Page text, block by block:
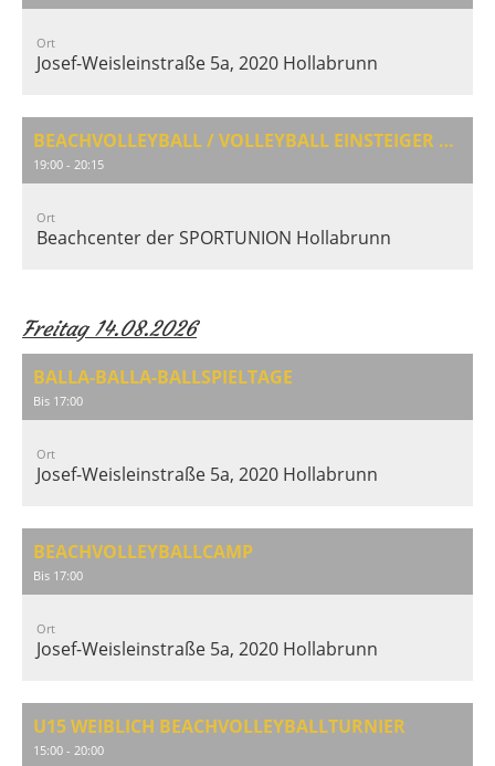
Ort
Josef-Weisleinstraße 5a, 2020 Hollabrunn
BEACHVOLLEYBALL / VOLLEYBALL EINSTEIGER & AUFFRISCHUNG
19:00 - 20:15
Ort
Beachcenter der SPORTUNION Hollabrunn
Freitag 14.08.2026
BALLA-BALLA-BALLSPIELTAGE
Bis 17:00
Ort
Josef-Weisleinstraße 5a, 2020 Hollabrunn
BEACHVOLLEYBALLCAMP
Bis 17:00
Ort
Josef-Weisleinstraße 5a, 2020 Hollabrunn
U15 WEIBLICH BEACHVOLLEYBALLTURNIER
15:00 - 20:00